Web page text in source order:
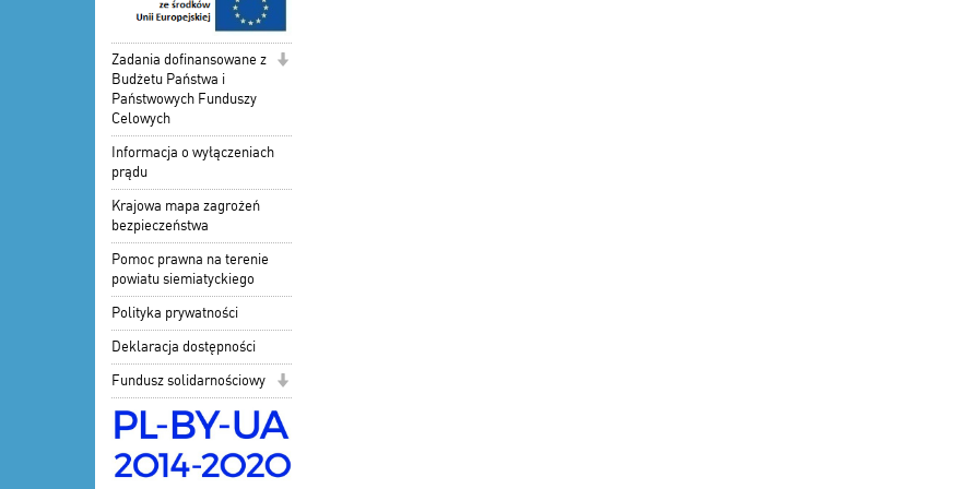
Zadania dofinansowane z
Budżetu Państwa i
Państwowych Funduszy
Celowych
Informacja o wyłączeniach
prądu
Krajowa mapa zagrożeń
bezpieczeństwa
Pomoc prawna na terenie
powiatu siemiatyckiego
Polityka prywatności
Deklaracja dostępności
Fundusz solidarnościowy